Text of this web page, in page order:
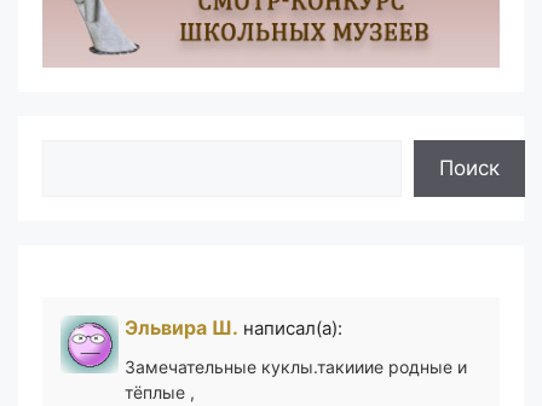
Поиск
Эльвира Ш. написал(а):
Замечательные куклы.такииие родные и
тёплые ,